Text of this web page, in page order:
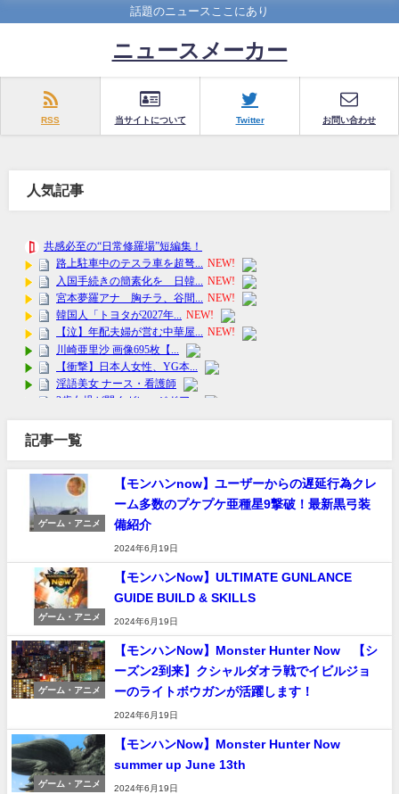
話題のニュースここにあり
ニュースメーカー
RSS 当サイトについて Twitter お問い合わせ
人気記事
記事一覧
ゲーム・アニメ
【モンハンnow】ユーザーからの遅延行為クレ
ーム多数のプケプケ亜種星9撃破！最新黒弓装
備紹介
2024年6月19日
ゲーム・アニメ
【モンハンNow】ULTIMATE GUNLANCE
GUIDE BUILD & SKILLS
2024年6月19日
ゲーム・アニメ
【モンハンNow】Monster Hunter Now 【シ
ーズン2到来】クシャルダオラ戦でイビルジョ
ーのライトボウガンが活躍します！
2024年6月19日
ゲーム・アニメ
【モンハンNow】Monster Hunter Now
summer up June 13th
2024年6月19日